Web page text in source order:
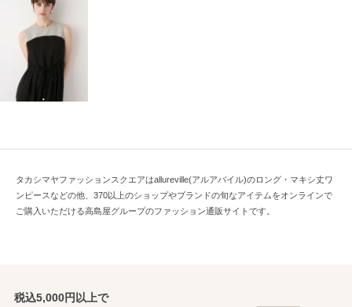
タカシマヤファッションスクエアはallureville(アルアバイル)のロング・マキシ丈ワ
ンピースなどの他、370以上のショップやブランドの旬なアイテムをオンラインで
ご購入いただける高島屋グループのファッション通販サイトです。
税込5,000円以上で